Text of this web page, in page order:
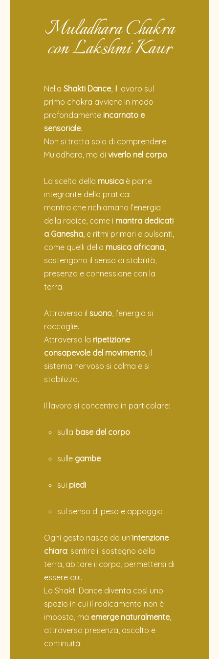
Muladhara Chakra
con Lakshmi Kaur
Nella Shakti Dance, il lavoro sul
primo chakra avviene in modo
profondamente incarnato e
sensoriale.
Non si tratta solo di comprendere
Muladhara, ma di viverlo nel corpo.
La scelta della musicaè parte
integrante della pratica:
mantra che richiamano l’energia
della radice, come i mantra dedicati
a Ganesha, e ritmi primari e pulsanti,
come quelli della musica africana,
sostengono il senso di stabilità,
presenza e connessione con la
terra.
Attraverso il suono, l’energia si
raccoglie.
Attraverso la ripetizione
consapevole del movimento, il
sistema nervoso si calma e si
stabilizza.
Il lavoro si concentra in particolare:
sulla base del corpo
sulle gambe
sui piedi
sul senso di peso e appoggio
Ogni gesto nasce da un’intenzione
chiara: sentire il sostegno della
terra, abitare il corpo, permettersi di
essere qui.
La Shakti Dance diventa così uno
spazio in cui il radicamento non è
imposto, ma emerge naturalmente,
attraverso presenza, ascolto e
continuità.